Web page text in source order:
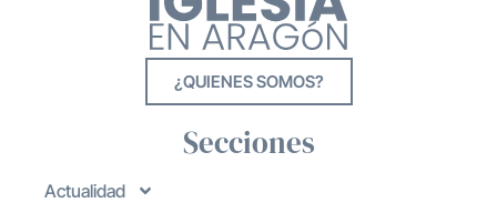
¿QUIENES SOMOS?
Secciones
Actualidad